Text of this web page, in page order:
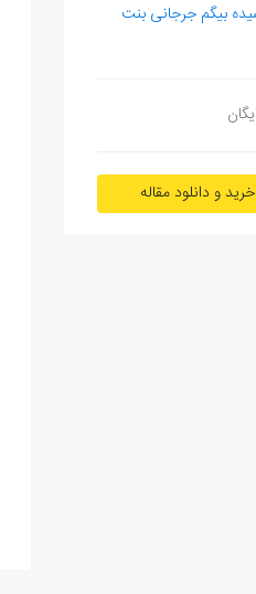
بیگم جرجانی بنت
خرید و دانلود مقاله